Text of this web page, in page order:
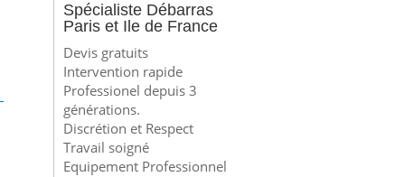
Spécialiste Débarras
Paris et Ile de France
Devis gratuits
Intervention rapide
Professionel depuis 3
générations.
Discrétion et Respect
Travail soigné
Equipement Professionnel